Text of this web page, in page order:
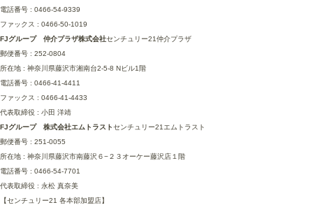
電話番号 : 0466-54-9339
ファックス : 0466-50-1019
FJグループ 仲介プラザ株式会社センチュリー21仲介プラザ
郵便番号 : 252-0804
所在地 : 神奈川県藤沢市湘南台2-5-8 Nビル1階
電話番号 : 0466-41-4411
ファックス : 0466-41-4433
代表取締役 : 小田 洋靖
FJグループ 株式会社エムトラストセンチュリー21エムトラスト
郵便番号 : 251-0055
所在地 : 神奈川県藤沢市南藤沢６−２３オーケー藤沢店１階
電話番号 : 0466-54-7701
代表取締役 : 永松 真奈美
【センチュリー21 各本部加盟店】